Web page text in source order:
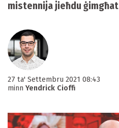
mistennija jieħdu ġimgħat
27 ta' Settembru 2021 08:43
minn Yendrick Cioffi